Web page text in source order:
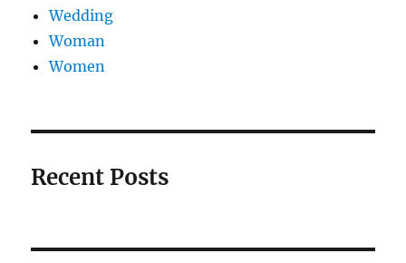
Wedding
Woman
Women
Recent Posts